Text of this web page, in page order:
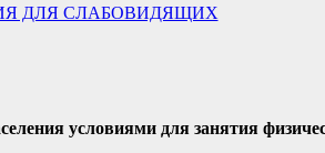
ДЛЯ СЛАБОВИДЯЩИХ
условиями для занятия